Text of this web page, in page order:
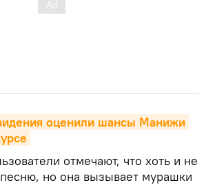
оценили шансы Манижи
отмечают, что хоть и не
но она вызывает мурашки